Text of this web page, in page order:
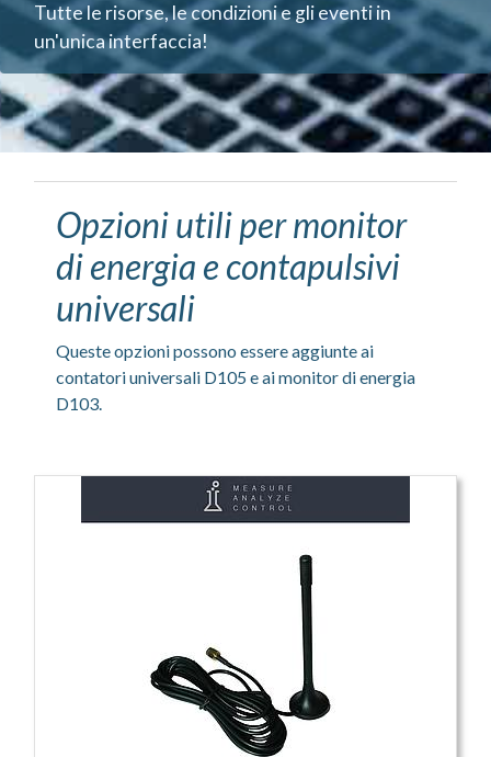
Tutte le risorse, le condizioni e gli eventi in
un'unica interfaccia!
Opzioni utili per monitor
di energia e contapulsivi
universali
Queste opzioni possono essere aggiunte ai
contatori universali D105 e ai monitor di energia
D103.